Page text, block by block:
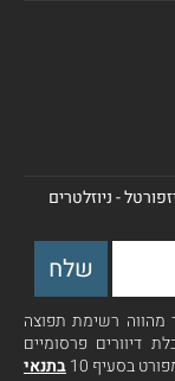
- ניוזלטרים
מהווה רשימת תפוצה
דיוורים פרסומיים
בסעיף 10
בתנאי